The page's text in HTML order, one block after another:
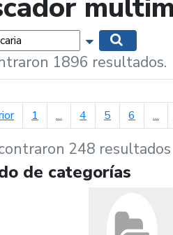
Mostrar
1896 resultados.
página anterior
1 ... 4 5 6 ...
248 resultados
de categorías